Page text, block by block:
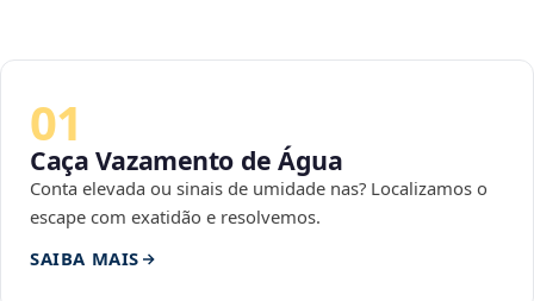
01
Caça Vazamento de Água
Conta elevada ou sinais de umidade nas? Localizamos o
escape com exatidão e resolvemos.
SAIBA MAIS